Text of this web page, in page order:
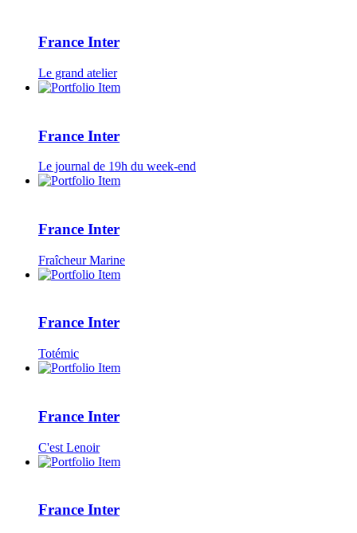
France Inter
Le grand atelier
France Inter
Le journal de 19h du week-end
France Inter
Fraîcheur Marine
France Inter
Totémic
France Inter
C'est Lenoir
France Inter